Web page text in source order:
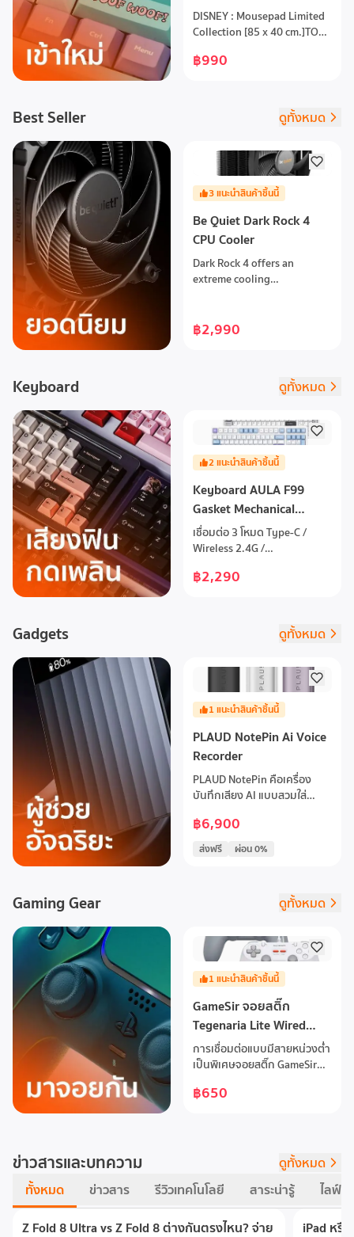
Collection [85 x 40 cm.]
DISNEY : Mousepad Limited
Collection [85 x 40 cm.]TOY
PIZZA PLANET ARIEL
กว้างใหญ่ไปกับ Ariel เจ้าหญิง
เงือกที่คุณรัก ในคอลเลกชัน
ความงดงามใต้ท้องทะเลที่สุดจะ
เหนือจิตนาการFROZEN
Collection: WARM-HEARTED
FIELD : "Let it go, let it go!"
เรื่องราวความรักอันบริสุทธิ์
ของสองพี่น้อง เอลซ่าและแอน
หัวใจไปกับความอบอุ่น
ท่ามกลางหิมะ MONSTER INC.
We Care!" มาเติมพลังงานให้
LAUGHS จาก Monster
Inc.!INSIDE OUT Collection:
mood today?" มาสำรวจความ
รู้สึกของคุณไปพร้อมกับ Joy,
Sadness, Anger, Disgust,
Fear และ เหล่าอารมณ์ต่างๆ ใน
คอลเลกชัน IN A MOOD จาก
Inside Out!
฿990
Best Seller ดูทั้งหมด
3แนะนำสินค้าชิ้นนี้
Be Quiet Dark Rock 4
CPU Cooler
Dark Rock 4 offers an
extreme cooling
operation. Perfect for
Virtually inaudible Silent
Wings 135mm PWM fan
maximum fan speed 6 high-
performance copper heat
pipes Airflow-optimized,
wave-contoured cooling fins
Easily installable black
installation kit can be
mounted from above
Supports an additional
120mm fan; clips are
Brushed aluminum top cover
warranty German product
conception, design and
฿2,990
Keyboard ดูทั้งหมด
2แนะนำสินค้าชิ้นนี้
Keyboard AULA F99
Gasket Mechanical
Keyboard
เชื่อมต่อ 3 โหมด Type-C /
Wireless 2.4G /
ชิพประมวลผลใหม่ เชื่อมต่อไร้
/ LEOBOG REAPER 99 คีย์
รองรับการกด 60 ล้าน
สวิตซ์ลูปจากโรงงานHot-
swappable ถอดเปลี่ยนเปลี่ยน
สวิตซ์ โดยไม่ต้องบัตกรี รองรับ
3PIN / 5PINคีย์บอร์ดขนาด
99% โครงสร้างคีย์บอร์ดแบบ
Gasket Structureแบตเตอรี่
8,000 mAh 53 hours (เปิดไฟ)
400 hours (ปิดไฟ)
฿2,290
Gadgets ดูทั้งหมด
1แนะนำสินค้าชิ้นนี้
PLAUD NotePin Ai Voice
Recorder
PLAUD NotePin คือเครื่อง
บันทึกเสียง AI แบบสวมใส่
ขั้นสูงเข้ากับความสะดวกสบาย
ในชีวิตประจำวัน มาพร้อมตัว
รัดข้อมือ และคลิปหนีบ คุณ
สามารถพกพาและบันทึกข้อมูล
ช่วยให้คุณจัดระเบียบและทำงาน
อย่างมีประสิทธิภาพตลอดทั้ง
วัน
฿6,900
ส่งฟรี ผ่อน 0%
Gaming Gear ดูทั้งหมด
1แนะนำสินค้าชิ้นนี้
GameSir จอยสติ๊ก
Tegenaria Lite Wired
Symmetric Game
Controller
การเชื่อมต่อแบบมีสายหน่วงต่ำ
เป็นพิเศษจอยสติ๊ก GameSir™
การรายงานผล 1000Hz เพื่อ
บอะซิมเมตริกเพื่อการสั่นที่
ละเอียดอ่อนปุ่มด้านหลังที่ตั้งค่า
ได้สองปุ่มเพื่อการควบคุมที่
มากขึ้นกริปจับพื้นผิวสลักด้วย
เลเซอร์กันลื่น
฿650
ข่าวสารและบทความ
ดูทั้งหมด
ทั้งหมด
ข่าวสาร รีวิวเทคโนโลยี สาระน่ารู้
ไลฟ์ส
Z Fold 8 Ultra vs Z Fold 8 ต่างกันตรงไหน? จ่าย
iPad หรื